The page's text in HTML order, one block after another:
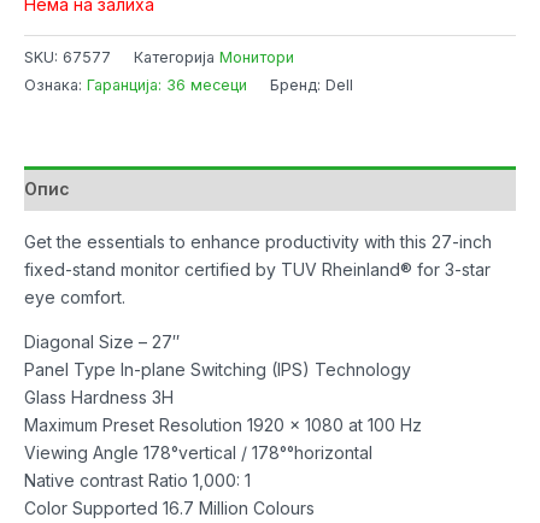
SKU: 67577 Категорија Монитори
Ознака: Гаранција: 36 месеци Бренд: Dell
Опис
Get the essentials to enhance productivity with this 27-inch
fixed-stand monitor certified by TUV Rheinland® for 3-star
eye comfort.
Diagonal Size – 27″
Panel Type In-plane Switching (IPS) Technology
Glass Hardness 3H
Maximum Preset Resolution 1920 x 1080 at 100 Hz
Viewing Angle 178°vertical / 178°°horizontal
Native contrast Ratio 1,000: 1
Color Supported 16.7 Million Colours